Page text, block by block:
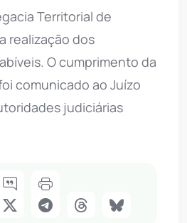
Territorial de
realização dos
O cumprimento da
comunicado ao Juízo
judiciárias